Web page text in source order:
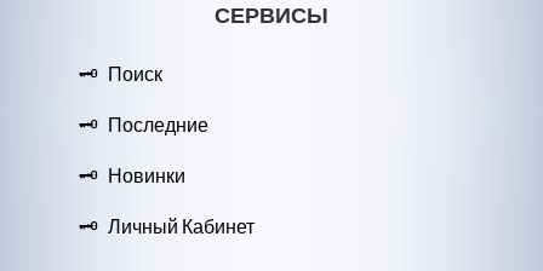
СЕРВИСЫ
Поиск
Последние
Новинки
Личный Кабинет